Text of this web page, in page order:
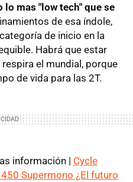
lo mas "low tech" que se
de esa índole,
de inicio en la
Habrá que estar
el mundial, porque
de vida para las 2T.
información | Cycle
Supermono ¿El futuro